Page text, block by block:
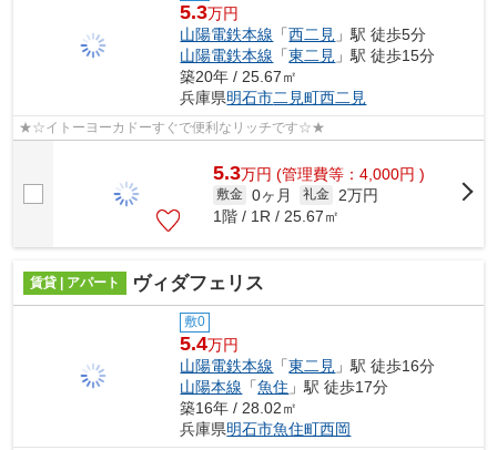
5.3万円
山陽電鉄本線 「西二見 」駅 徒歩5分
山陽電鉄本線 「東二見 」駅 徒歩15分
築20年 / 25.67㎡
兵庫県明石市二見町西二見
★☆イトーヨーカドーすぐで便利なリッチです☆★
5.3万円 (管理費等：4,000円 )
敷金 0ヶ月 礼金
2万円
1階 / 1R / 25.67㎡
賃貸 | アパート ヴィダフェリス
敷0
5.4万円
山陽電鉄本線 「東二見 」駅 徒歩16分
山陽本線 「魚住 」駅 徒歩17分
築16年 / 28.02㎡
兵庫県明石市魚住町西岡